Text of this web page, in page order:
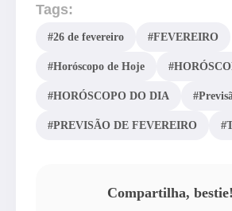
Tags:
#26 de fevereiro #FEVEREIRO
#Horóscopo de Hoje
#HORÓSCOPO DO DIA
#PREVISÃO DE FEVEREIRO
Compartilha,